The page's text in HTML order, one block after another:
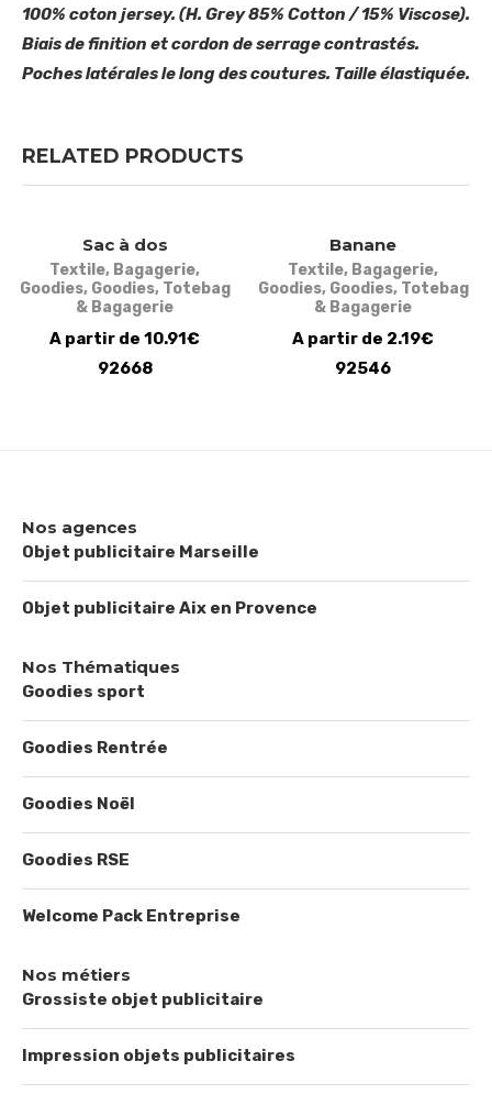
100% coton jersey. (H. Grey 85% Cotton / 15% Viscose).
Biais de finition et cordon de serrage contrastés.
Poches latérales le long des coutures. Taille élastiquée.
RELATED PRODUCTS
Sac à dos
Textile, Bagagerie,
Goodies, Goodies, Totebag
& Bagagerie
A partir de 10.91€
92668
Banane
Textile, Bagagerie,
Goodies, Goodies, Totebag
& Bagagerie
A partir de 2.19€
92546
Nos agences
Objet publicitaire Marseille
Objet publicitaire Aix en Provence
Nos Thématiques
Goodies sport
Goodies Rentrée
Goodies Noël
Goodies RSE
Welcome Pack Entreprise
Nos métiers
Grossiste objet publicitaire
Impression objets publicitaires